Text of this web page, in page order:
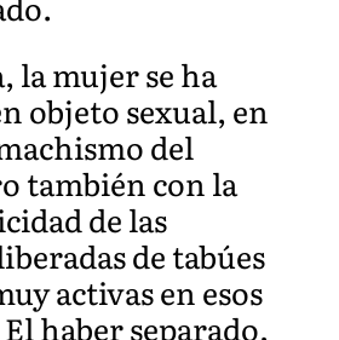
la mujer se ha
objeto sexual, en
del
también con la
de las
de tabúes
activas en esos
haber separado,